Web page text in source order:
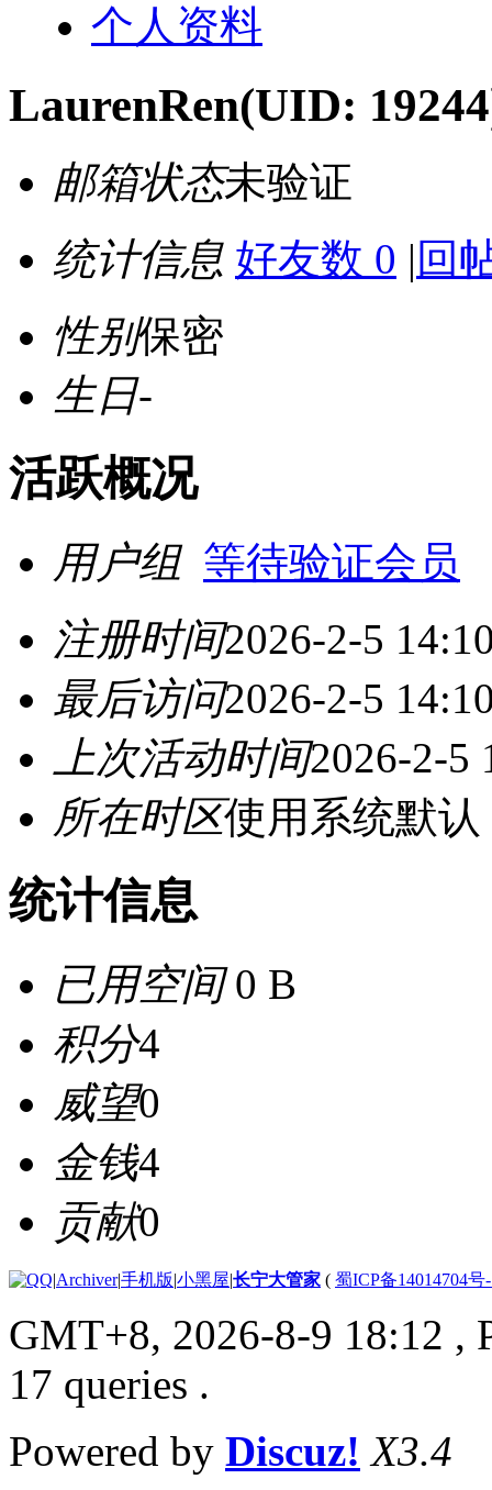
个人资料
LaurenRen(UID:
邮箱状态未验证
统计信息 好友数 0 | 回
性别保密
生日-
活跃概况
用户组 等待验证会员
注册时间2026-2-5
最后访问2026-2-5
上次活动时间2026-2-5
所在时区使用系统默认
统计信息
已用空间0 B
积分4
威望0
金钱4
贡献0
|Archiver|手机版|小黑屋|长宁大管家 ( 蜀ICP备14014704号
GMT+8, 2026-8-9 18:12 ,
17 queries .
Powered by Discuz! X3.4